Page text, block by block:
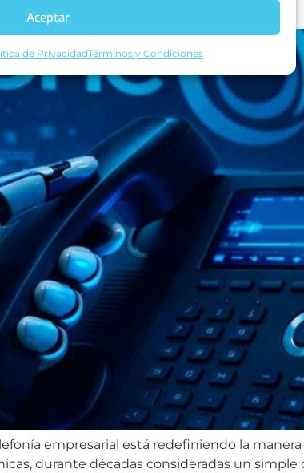
Aceptar
de PrivacidadTérminos y Condiciones
empresarial está redefiniendo la
durante décadas consideradas un simple